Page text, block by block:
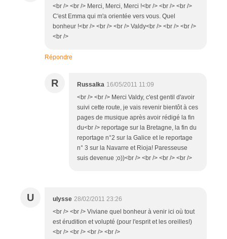
<br /> <br /> Merci, Merci, Merci !<br /> <br /> <br />
C'est Emma qui m'a orientée vers vous. Quel
bonheur !<br /> <br /> <br /> Valdy<br /> <br /> <br />
<br />
Répondre
R Russalka 16/05/2011 11:09
<br /> <br /> Merci Valdy, c'est gentil d'avoir
suivi cette route, je vais revenir bientôt à ces
pages de musique après avoir rédigé la fin
du<br /> reportage sur la Bretagne, la fin du
reportage n°2 sur la Galice et le reportage
n° 3 sur la Navarre et Rioja! Paresseuse
suis devenue ;o))<br /> <br /> <br /> <br />
U ulysse 28/02/2011 23:26
<br /> <br /> Viviane quel bonheur à venir ici où tout
est érudition et volupté (pour l'esprit et les oreilles!)
<br /> <br /> <br /> <br />